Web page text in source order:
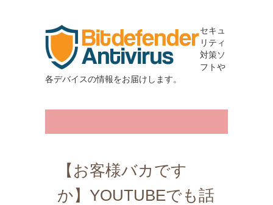
セキュ
リティ
対策ソ
フトや
各デバイスの情報をお届けします。
【お客様バカです
か】YOUTUBEでも話